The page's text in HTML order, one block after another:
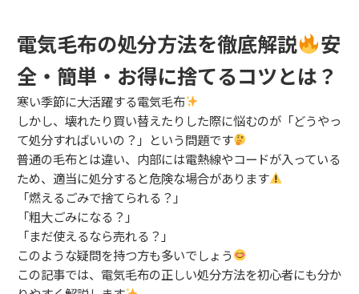
電気毛布の処分方法を徹底解説
安
全・簡単・お得に捨てるコツとは？
寒い季節に大活躍する電気毛布
しかし、壊れたり買い替えたりした際に悩むのが「どうやっ
て処分すればいいの？」という問題です
普通の毛布とは違い、内部には電熱線やコードが入っている
ため、適当に処分すると危険な場合があります
「燃えるごみで捨てられる？」
「粗大ごみになる？」
「まだ使えるなら売れる？」
このような疑問を持つ方も多いでしょう
この記事では、電気毛布の正しい処分方法を初心者にも分か